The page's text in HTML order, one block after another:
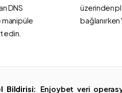
DNS
manipüle
edin.
üzerinden
bağlanırken
Bildirisi:
Enjoybet veri